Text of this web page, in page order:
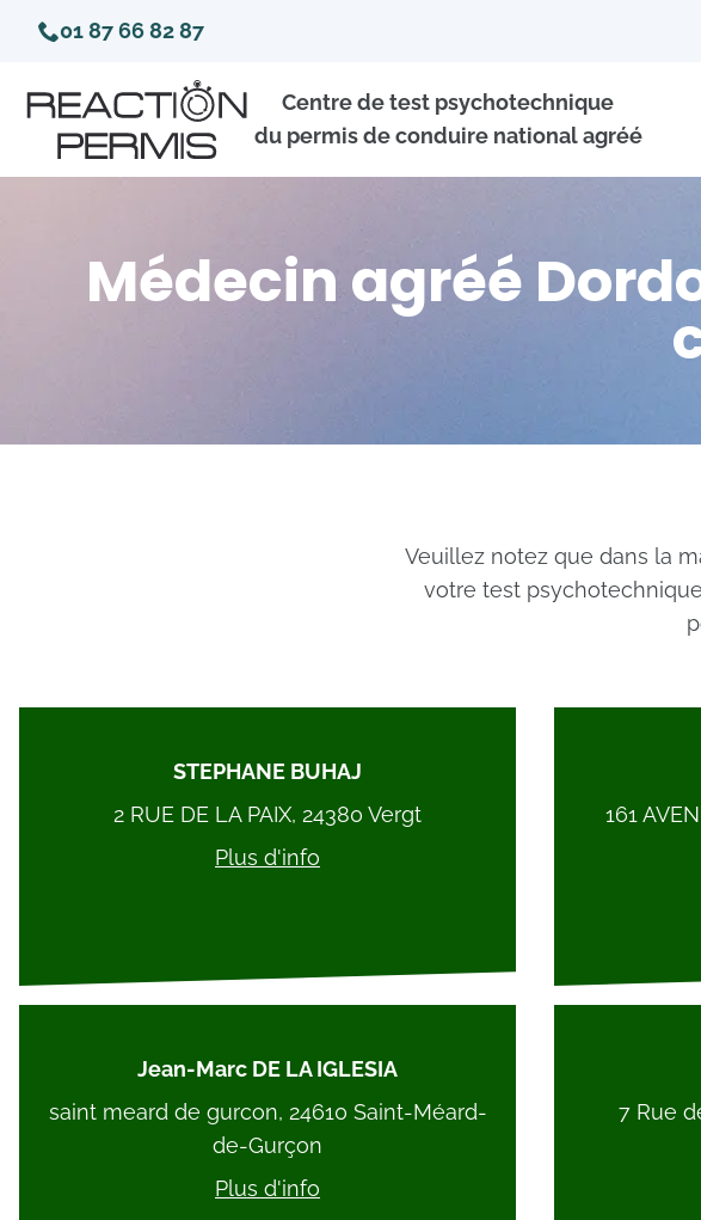
01 87 66 82 87
Centre de test psychotechnique
du permis de conduire national agréé
Médecin agréé
Veuillez notez que dans la
votre test
STEPHANE BUHAJ
2 RUE DE LA PAIX, 24380 Vergt
Plus d'info
161
Jean-Marc DE LA IGLESIA
saint meard de gurcon, 24610 Saint-Méard-
de-Gurçon
Plus d'info
7 Rue